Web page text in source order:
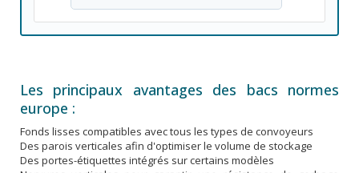
Les principaux avantages des bacs normes
europe :
Fonds lisses compatibles avec tous les types de convoyeurs
Des parois verticales afin d'optimiser le volume de stockage
Des portes-étiquettes intégrés sur certains modèles